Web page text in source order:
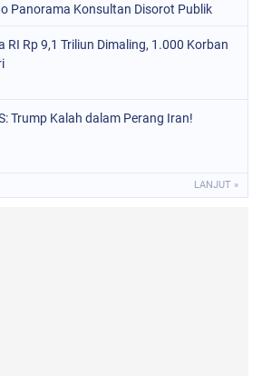
Panorama Konsultan Disorot Publik
RI Rp 9,1 Triliun Dimaling, 1.000 Korban
Trump Kalah dalam Perang Iran!
LANJUT »